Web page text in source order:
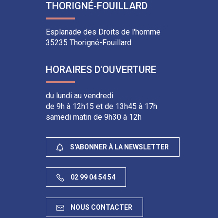
comptechaînecompte
THORIGNÉ-FOUILLARD
Esplanade des Droits de l'homme
35235 Thorigné-Fouillard
HORAIRES D'OUVERTURE
du lundi au vendredi
de 9h à 12h15 et de 13h45 à 17h
samedi matin de 9h30 à 12h
S'ABONNER À LA NEWSLETTER
02 99 04 54 54
NOUS CONTACTER